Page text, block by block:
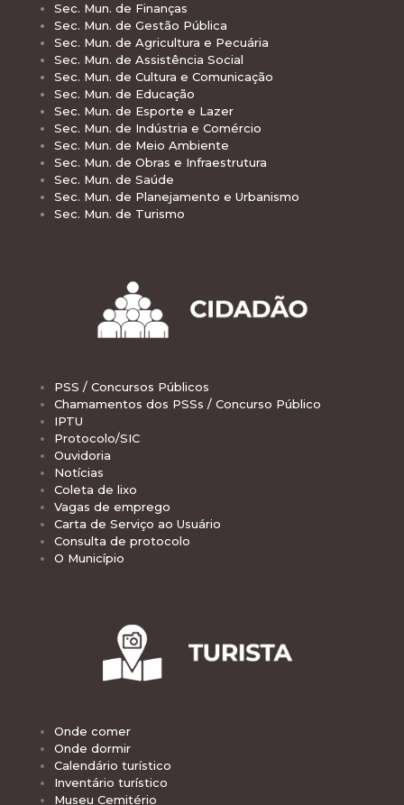
Sec. Mun. de Finanças
Sec. Mun. de Gestão Pública
Sec. Mun. de Agricultura e Pecuária
Sec. Mun. de Assistência Social
Sec. Mun. de Cultura e Comunicação
Sec. Mun. de Educação
Sec. Mun. de Esporte e Lazer
Sec. Mun. de Indústria e Comércio
Sec. Mun. de Meio Ambiente
Sec. Mun. de Obras e Infraestrutura
Sec. Mun. de Saúde
Sec. Mun. de Planejamento e Urbanismo
Sec. Mun. de Turismo
PSS / Concursos Públicos
Chamamentos dos PSSs / Concurso Público
IPTU
Protocolo/SIC
Ouvidoria
Notícias
Coleta de lixo
Vagas de emprego
Carta de Serviço ao Usuário
Consulta de protocolo
O Município
Onde comer
Onde dormir
Calendário turístico
Inventário turístico
Museu Cemitério